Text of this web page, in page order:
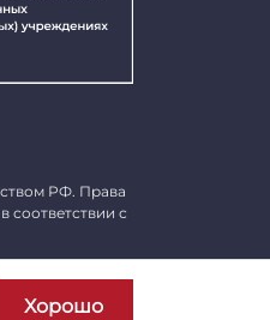
РФ. Права
соответствии с
Хорошо